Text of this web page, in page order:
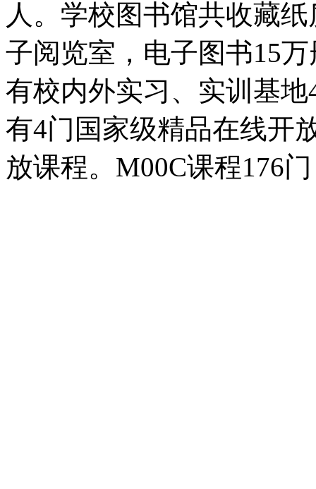
人。学校图书馆共收藏
子阅览室，电子图书15
有校内外实习、实训基
有4门国家级精品在线开
放课程。M00C课程176